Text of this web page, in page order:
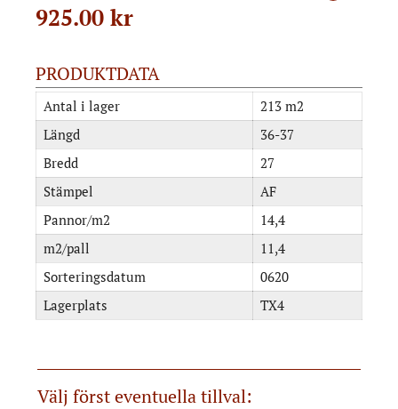
925.00 kr
PRODUKTDATA
Antal i lager
213 m2
Längd
36-37
Bredd
27
Stämpel
AF
Pannor/m2
14,4
m2/pall
11,4
Sorteringsdatum
0620
Lagerplats
TX4
Välj först eventuella tillval: